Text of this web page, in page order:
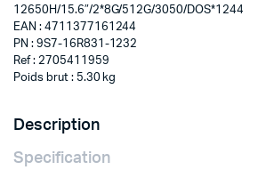
12650H/15.6″/2*8G/512G/3050/DOS*1244
EAN : 4711377161244
PN : 9S7-16R831-1232
Ref : 2705411959
Poids brut : 5.30 kg
Description
Specification